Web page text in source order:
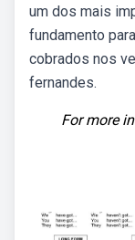
um dos mais
fundamento
cobrados nos
fernandes.
For more